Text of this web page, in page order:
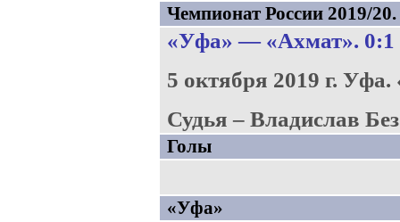
Чемпионат России 2019/
«Уфа» — «Ахмат».
5 октября 2019 г. Уфа.
Судья – Владислав
Голы
«Уфа»